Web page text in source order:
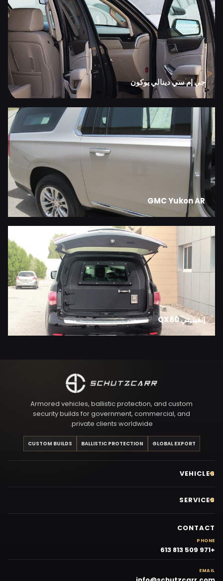
جي إم سي دينالي يوكون
GMC Yukon AR
إنفينيتي QX80
Armored vehicles, ballistic protection, and custom
security builds for government, commercial, and
private clients worldwide.
GLOBAL EXPORT
BALLISTIC PROTECTION
CUSTOM BUILDS
VEHICLES
SERVICES
CONTACT
PHONE
+971 509 813 613
EMAIL